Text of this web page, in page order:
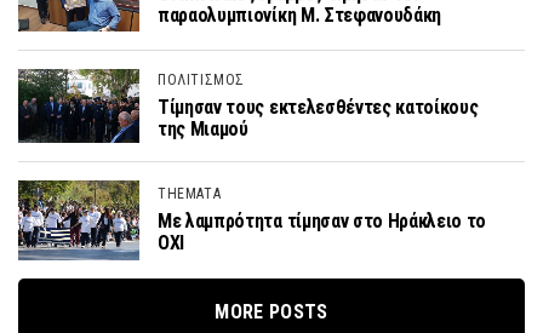
παραολυμπιονίκη Μ. Στεφανουδάκη
ΠΟΛΙΤΙΣΜΟΣ
Τίμησαν τους εκτελεσθέντες κατοίκους
της Μιαμού
THEMATA
Με λαμπρότητα τίμησαν στο Ηράκλειο το
ΟΧΙ
MORE POSTS